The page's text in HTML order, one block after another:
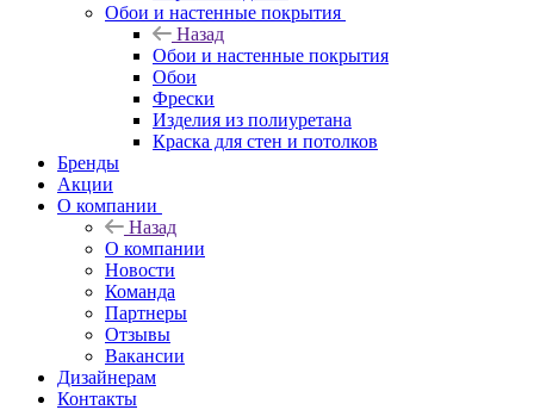
Обои и настенные покрытия
Назад
Обои и настенные покрытия
Обои
Фрески
Изделия из полиуретана
Краска для стен и потолков
Бренды
Акции
О компании
Назад
О компании
Новости
Команда
Партнеры
Отзывы
Вакансии
Дизайнерам
Контакты